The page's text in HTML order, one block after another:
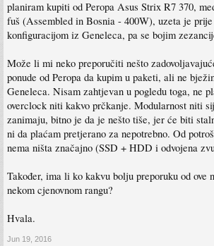
planiram kupiti od Peropa Asus Strix R7 370,
fuš (Assembled in Bosnia - 400W), uzeta je
konfiguracijom iz Geneleca, pa se bojim
Može li mi neko preporučiti nešto
ponude od Peropa da kupim u paketi, ali ne
Geneleca. Nisam zahtjevan u pogledu toga, ne
overclock niti kakvo prčkanje. Modularnost niti
zanimaju, bitno je da je nešto tiše, jer će biti
ni da plaćam pretjerano za nepotrebno. Od
nema ništa značajno (SSD + HDD i odvojena
Također, ima li ko kakvu bolju preporuku od ove
nekom cjenovnom rangu?
Hvala.
Jun 19, 2016